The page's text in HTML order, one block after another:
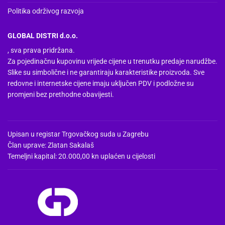
Politika održivog razvoja
GLOBAL DISTRI d.o.o.
, sva prava pridržana.
Za pojedinačnu kupovinu vrijede cijene u trenutku predaje narudžbe.
Slike su simbolične i ne garantiraju karakteristike proizvoda. Sve
redovne i internetske cijene imaju uključen PDV i podložne su
promjeni bez prethodne obavijesti.
Upisan u registar Trgovačkog suda u Zagrebu
Član uprave: Zlatan Sakalaš
Temeljni kapital: 20.000,00 kn uplaćen u cijelosti